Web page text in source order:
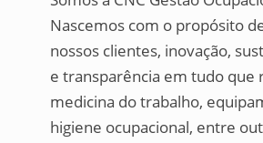
Nascemos com o propósito
nossos clientes, inovação,
e transparência em tudo que
medicina do trabalho,
higiene ocupacional, entre